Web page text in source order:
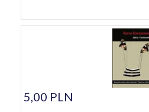
5,00 PLN